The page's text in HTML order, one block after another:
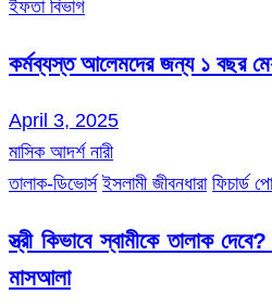
ইফতা বিভাগ
কর্মব্যস্ত আলেমদের জন্য ১ বছর
April 3, 2025
মাসিক আদর্শ নারী
তালাক-ডিভোর্স ইসলামী জীবনধারা ফিচার্ড
স্ত্রী কিভাবে স্বামীকে তালাক
মাসআলা